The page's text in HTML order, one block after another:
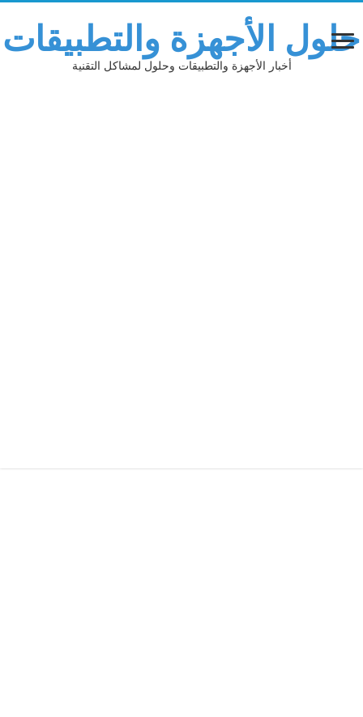
حلول الأجهزة والتطبيقات
أخبار الأجهزة والتطبيقات وحلول لمشاكل التقنية